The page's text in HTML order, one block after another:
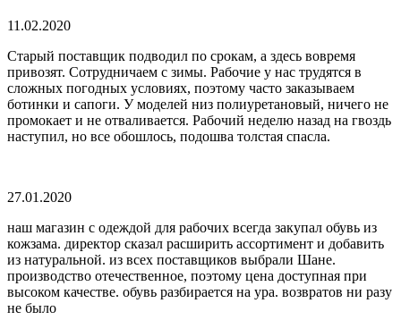
11.02.2020
Старый поставщик подводил по срокам, а здесь вовремя
привозят. Сотрудничаем с зимы. Рабочие у нас трудятся в
сложных погодных условиях, поэтому часто заказываем
ботинки и сапоги. У моделей низ полиуретановый, ничего не
промокает и не отваливается. Рабочий неделю назад на гвоздь
наступил, но все обошлось, подошва толстая спасла.
27.01.2020
наш магазин с одеждой для рабочих всегда закупал обувь из
кожзама. директор сказал расширить ассортимент и добавить
из натуральной. из всех поставщиков выбрали Шане.
производство отечественное, поэтому цена доступная при
высоком качестве. обувь разбирается на ура. возвратов ни разу
не было